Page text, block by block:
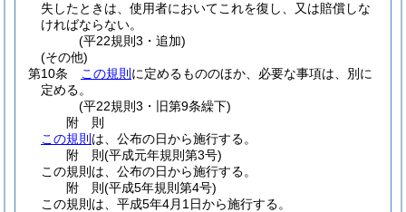
失したときは、使用者においてこれを復し、又は賠償しな
ければならない。
(平22規則3・追加)
(その他)
第10条
この規則 に定めるもののほか、必要な事項は、別に
定める。
(平22規則3・旧第9条繰下)
附 則
この規則 は、公布の日から施行する。
附 則(平成元年規則第3号)
この規則は、公布の日から施行する。
附 則(平成5年規則第4号)
この規則は、平成5年4月1日から施行する。